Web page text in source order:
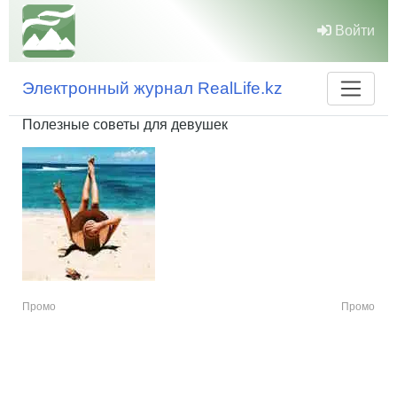
Войти
Электронный журнал RealLife.kz
Полезные советы для девушек
Промо Промо